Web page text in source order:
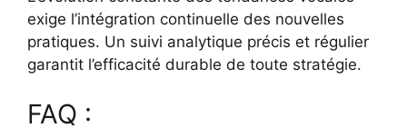
exige l’intégration continuelle des nouvelles
pratiques. Un suivi analytique précis et régulier
garantit l’efficacité durable de toute stratégie.
FAQ :